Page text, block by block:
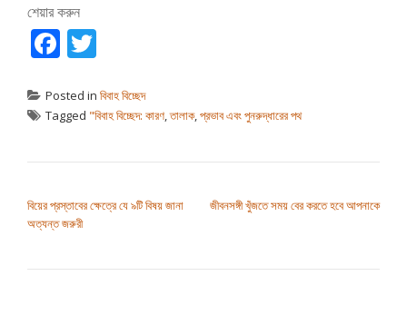
শেয়ার করুন
Facebook
Posted in বিবাহ বিচ্ছেদ
Tagged "বিবাহ বিচ্ছেদ: কারণ,তালাক,প্রভাব এবং পুনরুদ্ধারের পথ
বিয়ের প্রস্তাবের ক্ষেত্রে যে ৯টি বিষয় জানা
অত্যন্ত জরুরী
জীবনসঙ্গী খুঁজতে সময় বের করতে হবে আপনাকে